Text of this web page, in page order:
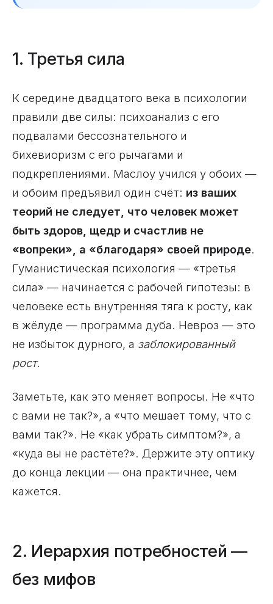
1. Третья сила
К середине двадцатого века в психологии
правили две силы: психоанализ с его
подвалами бессознательного и
бихевиоризм с его рычагами и
подкреплениями. Маслоу учился у обоих —
и обоим предъявил один счёт: из ваших
теорий не следует, что человек может
быть здоров, щедр и счастлив не
«вопреки», а «благодаря» своей природе.
Гуманистическая психология — «третья
сила» — начинается с рабочей гипотезы: в
человеке есть внутренняя тяга к росту, как
в жёлуде — программа дуба. Невроз — это
не избыток дурного, а заблокированный
рост.
Заметьте, как это меняет вопросы. Не «что
с вами не так?», а «что мешает тому, что с
вами так?». Не «как убрать симптом?», а
«куда вы не растёте?». Держите эту оптику
до конца лекции — она практичнее, чем
кажется.
2. Иерархия потребностей —
без мифов